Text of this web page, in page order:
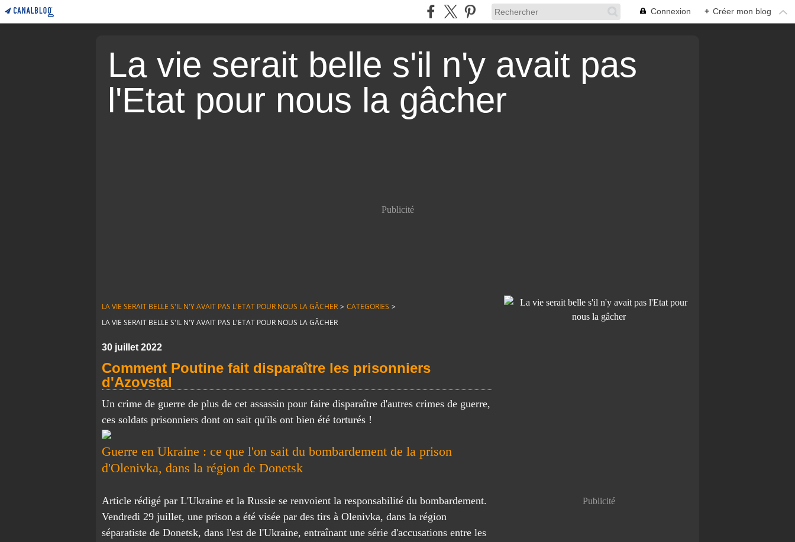
Connexion + Créer mon blog
La vie serait belle s'il n'y avait pas
l'Etat pour nous la gâcher
Publicité
LA VIE SERAIT BELLE S'IL N'Y AVAIT PAS L'ETAT POUR NOUS LA GÂCHER > CATEGORIES >
LA VIE SERAIT BELLE S'IL N'Y AVAIT PAS L'ETAT POUR NOUS LA GÂCHER
30 juillet 2022
Comment Poutine fait disparaître les prisonniers
d'Azovstal
Un crime de guerre de plus de cet assassin pour faire disparaître d'autres crimes de guerre,
ces soldats prisonniers dont on sait qu'ils ont bien été torturés !
Guerre en Ukraine : ce que l'on sait du bombardement de la prison
d'Olenivka, dans la région de Donetsk
Article rédigé par L'Ukraine et la Russie se renvoient la responsabilité du bombardement.
Vendredi 29 juillet, une prison a été visée par des tirs à Olenivka, dans la région
séparatiste de Donetsk, dans l'est de l'Ukraine, entraînant une série d'accusations entre les
Publicité